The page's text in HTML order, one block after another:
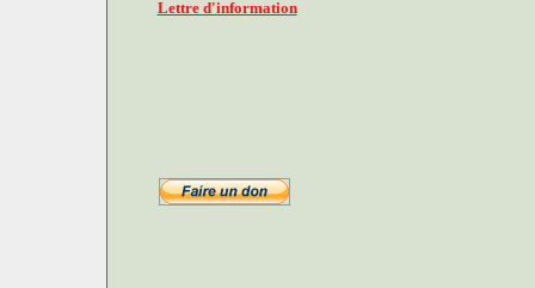
Lettre d'information